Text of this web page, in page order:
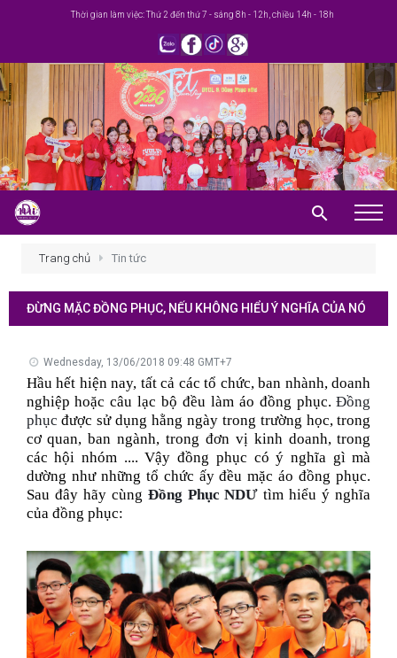
Thời gian làm việc: Thứ 2 đến thứ 7 - sáng 8h - 12h, chiều 14h - 18h
Khuyến mãi
Sản phẩm
Bảng màu
Tin tức
Hướng dẫn
Liên hệ
Trang chủ Tin tức
ĐỪNG MẶC ĐỒNG PHỤC, NẾU KHÔNG HIỂU Ý NGHĨA CỦA NÓ
Wednesday, 13/06/2018 09:48 GMT+7
Hầu hết hiện nay, tất cả các tổ chức, ban nhành, doanh
nghiệp hoặc câu lạc bộ đều làm áo đồng phục.Đồng
phục được sử dụng hằng ngày trong trường học, trong
cơ quan, ban ngành, trong đơn vị kinh doanh, trong
các hội nhóm .... Vậy đồng phục có ý nghĩa gì mà
dường như những tổ chức ấy đều mặc áo đồng phục.
Sau đây hãy cùng Đồng Phục NDƯtìm hiểu ý nghĩa
của đồng phục: